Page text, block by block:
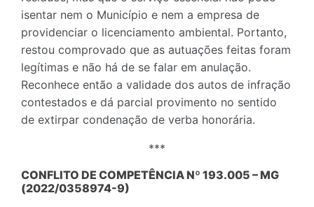
isentar nem o Município e nem a empresa de
providenciar o licenciamento ambiental. Portanto,
restou comprovado que as autuações feitas foram
legítimas e não há de se falar em anulação.
Reconhece então a validade dos autos de infração
contestados e dá parcial provimento no sentido
de extirpar condenação de verba honorária.
***
CONFLITO DE COMPETÊNCIA Nº 193.005 – MG
(2022/0358974-9)